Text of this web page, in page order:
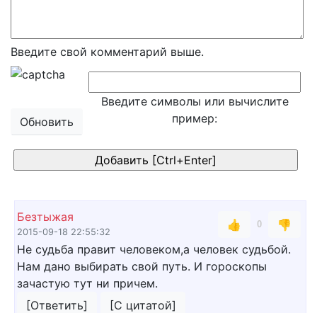
Введите свой комментарий выше.
Обновить
Введите символы или вычислите
пример:
Безтыжая
2015-09-18 22:55:32
👍 0
👎
Не судьба правит человеком,а человек судьбой.
Нам дано выбирать свой путь. И гороскопы
зачастую тут ни причем.
[Ответить]
[С цитатой]